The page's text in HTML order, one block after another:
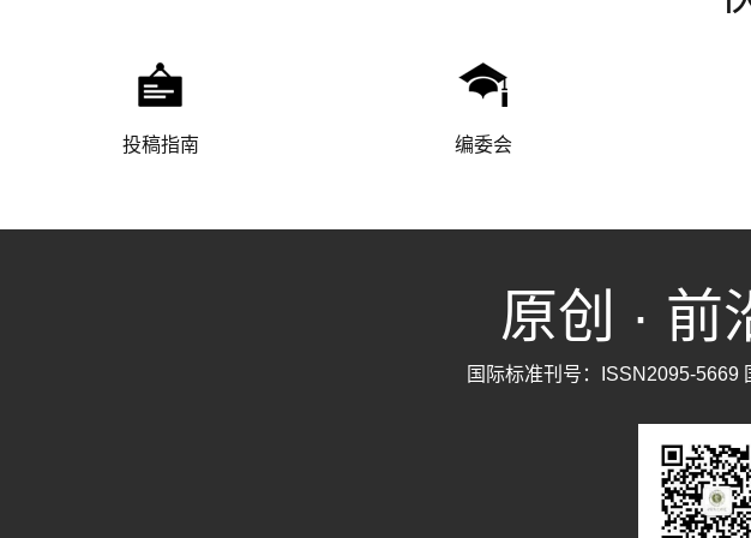
投稿指南 编委会
原创 · 前
国际标准刊号：ISSN2095-5669